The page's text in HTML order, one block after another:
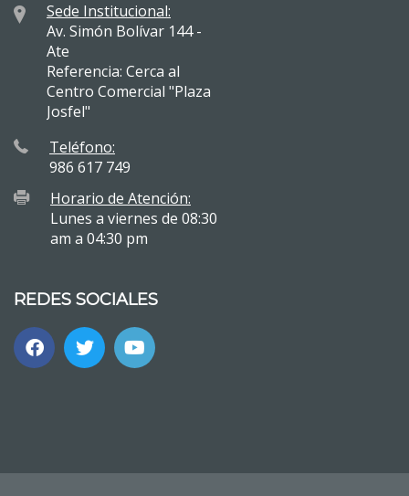
Sede Institucional:
Av. Simón Bolívar 144 -
Ate
Referencia: Cerca al
Centro Comercial "Plaza
Josfel"
Teléfono:
986 617 749
Horario de Atención:
Lunes a viernes de 08:30
am a 04:30 pm
REDES SOCIALES